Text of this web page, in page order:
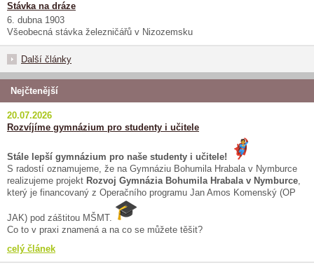
Stávka na dráze
6. dubna 1903
Všeobecná stávka železničářů v Nizozemsku
Další články
Nejčtenější
20.07.2026
Rozvíjíme gymnázium pro studenty i učitele
Stále lepší gymnázium pro naše studenty i učitele!
S radostí oznamujeme, že na Gymnáziu Bohumila Hrabala v Nymburce
realizujeme projekt Rozvoj Gymnázia Bohumila Hrabala v Nymburce,
který je financovaný z Operačního programu Jan Amos Komenský (OP
JAK) pod záštitou MŠMT.
Co to v praxi znamená a na co se můžete těšit?
celý článek